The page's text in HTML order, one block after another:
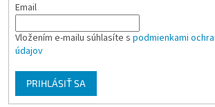
Email
Vložením e-mailu súhlasíte s podmienkami
údajov
PRIHLÁSIŤ SA